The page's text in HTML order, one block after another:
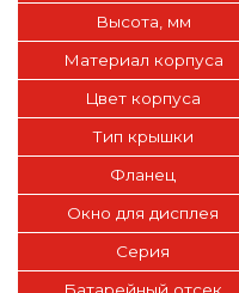
Высота, мм
Материал корпуса
Цвет корпуса
Тип крышки
Фланец
Окно для дисплея
Серия
Батарейный отсек